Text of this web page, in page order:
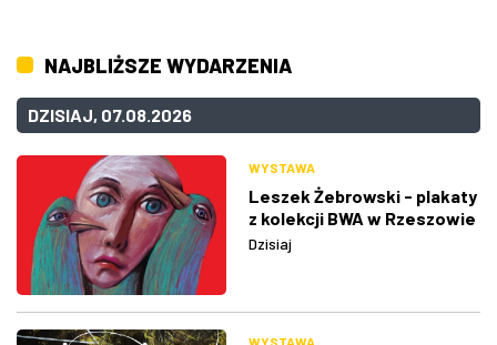
NAJBLIŻSZE WYDARZENIA
DZISIAJ, 07.08.2026
WYSTAWA
Leszek Żebrowski - plakaty
z kolekcji BWA w Rzeszowie
Dzisiaj
WYSTAWA